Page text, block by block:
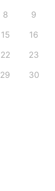
8 9
15 16
22 23
29 30